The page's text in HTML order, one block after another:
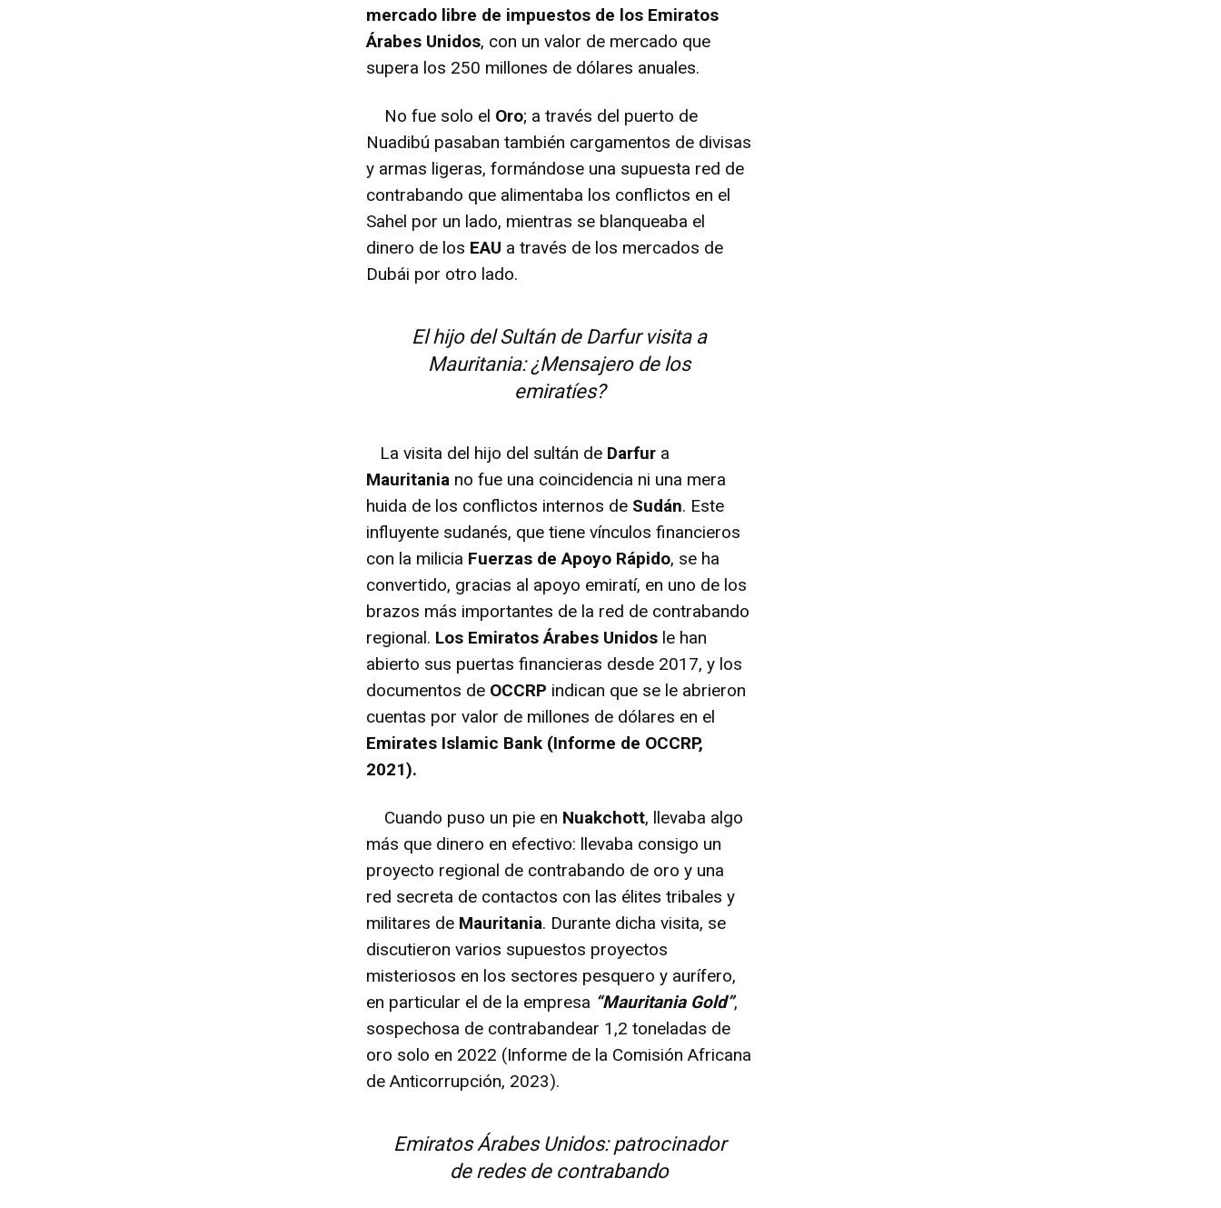
mercado libre de impuestos de los Emiratos
Árabes Unidos, con un valor de mercado que
supera los 250 millones de dólares anuales.
No fue solo el Oro; a través del puerto de
Nuadibú pasaban también cargamentos de divisas
y armas ligeras, formándose una supuesta red de
contrabando que alimentaba los conflictos en el
Sahel por un lado, mientras se blanqueaba el
dinero de los EAU a través de los mercados de
Dubái por otro lado.
El hijo del Sultán de Darfur visita a
Mauritania: ¿Mensajero de los
emiratíes?
La visita del hijo del sultán de Darfur a
Mauritania no fue una coincidencia ni una mera
huida de los conflictos internos de Sudán. Este
influyente sudanés, que tiene vínculos financieros
con la milicia Fuerzas de Apoyo Rápido, se ha
convertido, gracias al apoyo emiratí, en uno de los
brazos más importantes de la red de contrabando
regional. Los Emiratos Árabes Unidos le han
abierto sus puertas financieras desde 2017, y los
documentos de OCCRP indican que se le abrieron
cuentas por valor de millones de dólares en el
Emirates Islamic Bank (Informe de OCCRP,
2021).
Cuando puso un pie en Nuakchott, llevaba algo
más que dinero en efectivo: llevaba consigo un
proyecto regional de contrabando de oro y una
red secreta de contactos con las élites tribales y
militares de Mauritania. Durante dicha visita, se
discutieron varios supuestos proyectos
misteriosos en los sectores pesquero y aurífero,
en particular el de la empresa “Mauritania Gold”,
sospechosa de contrabandear 1,2 toneladas de
oro solo en 2022 (Informe de la Comisión Africana
de Anticorrupción, 2023).
Emiratos Árabes Unidos: patrocinador
de redes de contrabando